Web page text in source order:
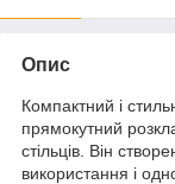
Опис
Компактний і
прямокутний
стільців. Він
використання і